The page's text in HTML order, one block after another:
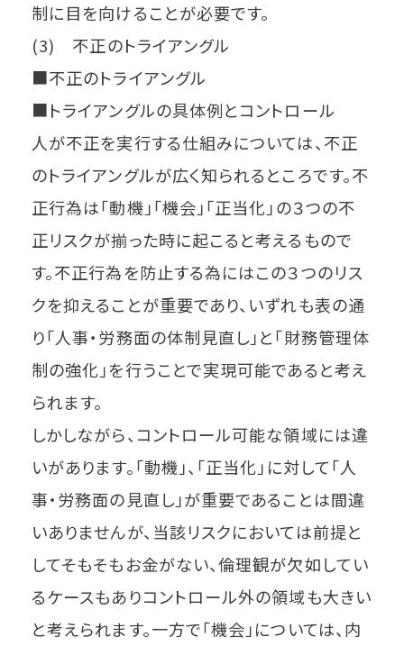
制に目を向けることが必要です。
(3) 不正のトライアングル
■不正のトライアングル
■トライアングルの具体例とコントロール
人が不正を実行する仕組みについては、不正
のトライアングルが広く知られるところです。不
正行為は「動機」「機会」「正当化」の３つの不
正リスクが揃った時に起こると考えるもので
す。不正行為を防止する為にはこの３つのリス
クを抑えることが重要であり、いずれも表の通
り「人事・労務面の体制見直し」と「財務管理体
制の強化」を行うことで実現可能であると考え
られます。
しかしながら、コントロール可能な領域には違
いがあります。「動機」、「正当化」に対して「人
事・労務面の見直し」が重要であることは間違
いありませんが、当該リスクにおいては前提と
してそもそもお金がない、倫理観が欠如してい
るケースもありコントロール外の領域も大きい
と考えられます。一方で「機会」については、内